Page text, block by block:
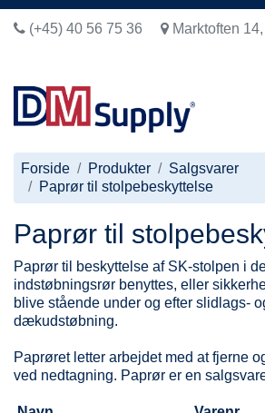
(+45) 40 56 75 36 Marktoften
Forside Produkter
Salgsvarer
Paprør til stolpebeskyttelse
Paprør til
Paprør til beskyttelse af SK-stolpen i
indstøbningsrør benyttes, eller
blive stående under og efter slidlags-
dækudstøbning.
Paprøret letter arbejdet med at fjerne
ved nedtagning. Paprør er en